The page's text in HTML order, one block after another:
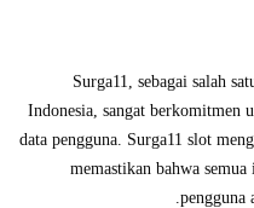
Surga11, sebagai salah
Indonesia, sangat berkomitmen
data pengguna. Surga11 slot
memastikan bahwa
pengguna